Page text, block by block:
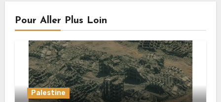
Pour Aller Plus Loin
Palestine